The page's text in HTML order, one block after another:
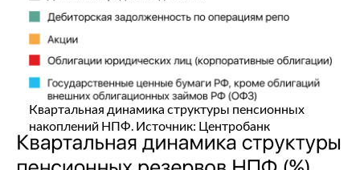
Квартальная динамика структуры пенсионных
накоплений НПФ. Источник: Центробанк